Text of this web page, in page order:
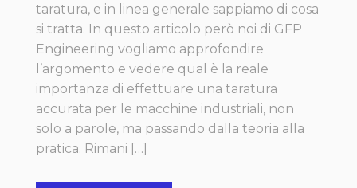
taratura, e in linea generale sappiamo di cosa
si tratta. In questo articolo però noi di GFP
Engineering vogliamo approfondire
l’argomento e vedere qual è la reale
importanza di effettuare una taratura
accurata per le macchine industriali, non
solo a parole, ma passando dalla teoria alla
pratica. Rimani […]